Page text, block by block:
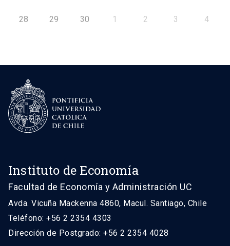
28 29 30 1 2 3 4
Instituto de Economía
Facultad de Economía y Administración UC
Avda. Vicuña Mackenna 4860, Macul. Santiago, Chile
Teléfono: +56 2 2354 4303
Dirección de Postgrado: +56 2 2354 4028